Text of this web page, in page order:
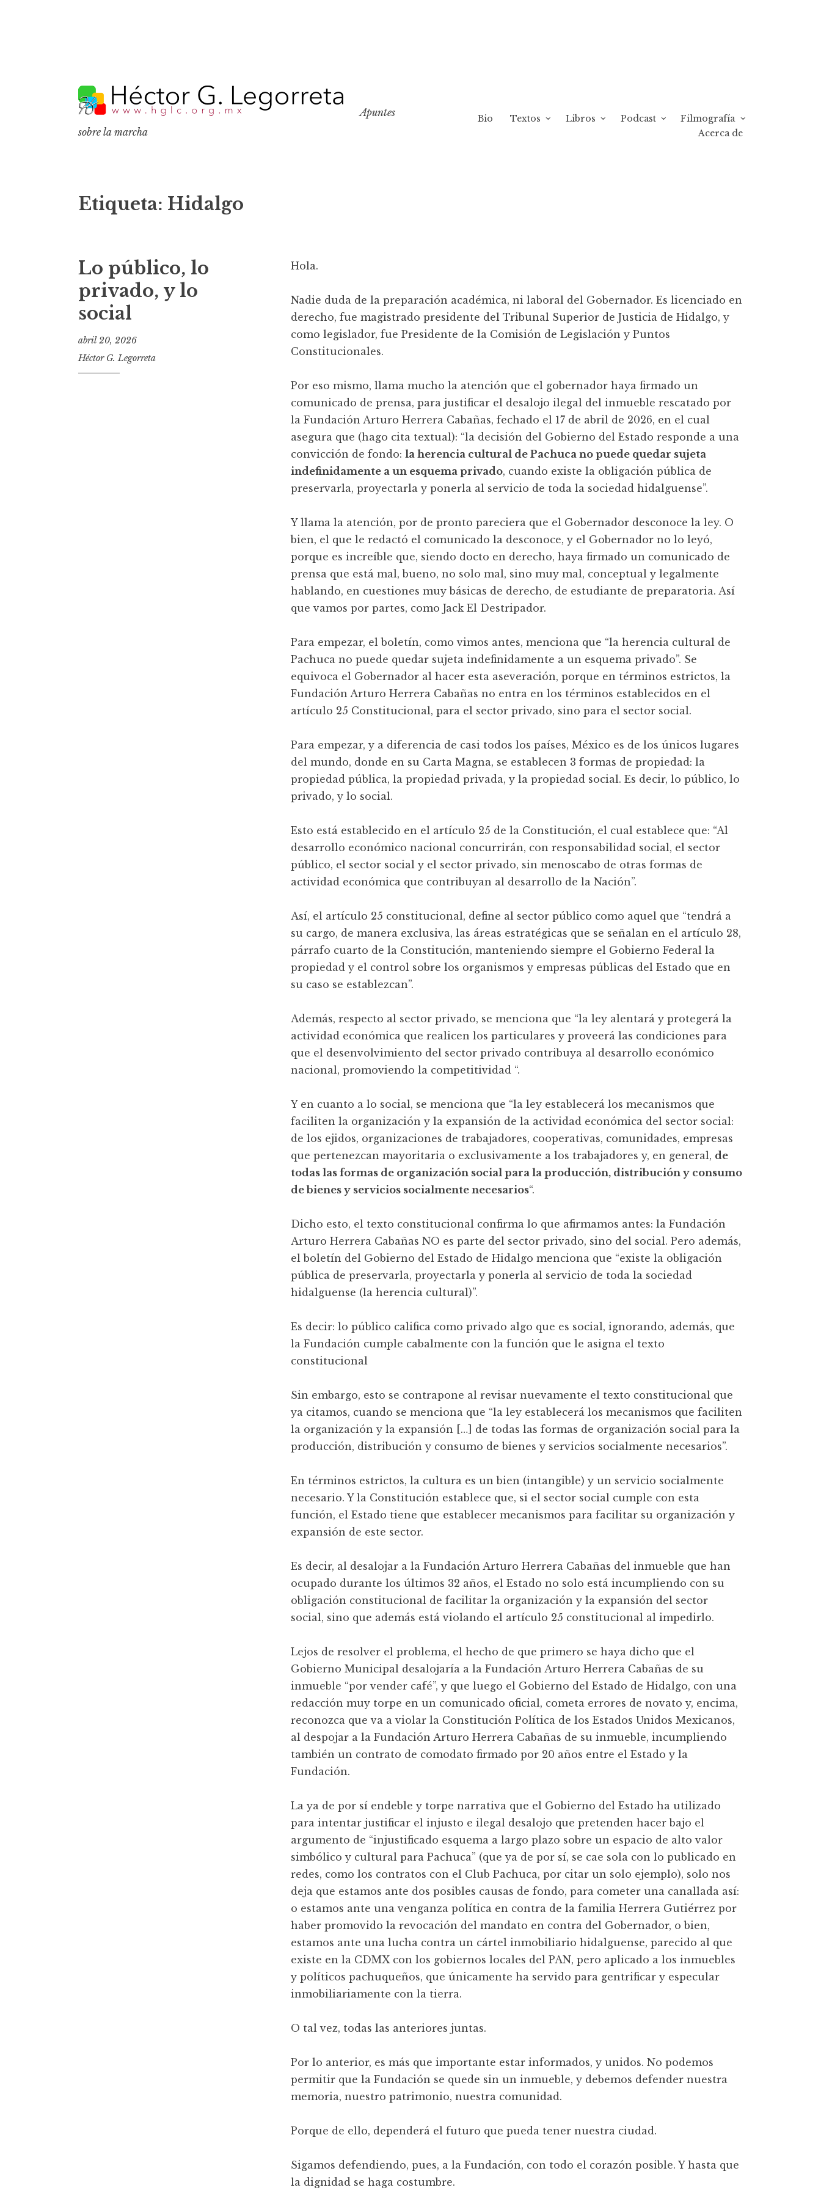
k
i
p
o
n
n
Apuntes
sobre la marcha
Bio Textos Libros Podcast
Filmografía
Acerca de
Etiqueta: Hidalgo
Lo público, lo
privado, y lo
social
abril 20, 2026
Héctor G. Legorreta
Hola.
Nadie duda de la preparación académica, ni laboral del Gobernador. Es licenciado en
derecho, fue magistrado presidente del Tribunal Superior de Justicia de Hidalgo, y
como legislador, fue Presidente de la Comisión de Legislación y Puntos
Constitucionales.
Por eso mismo, llama mucho la atención que el gobernador haya firmado un
comunicado de prensa, para justificar el desalojo ilegal del inmueble rescatado por
la Fundación Arturo Herrera Cabañas, fechado el 17 de abril de 2026, en el cual
asegura que (hago cita textual): “la decisión del Gobierno del Estado responde a una
convicción de fondo:la herencia cultural de Pachuca no puede quedar sujeta
indefinidamente a un esquema privado, cuando existe la obligación pública de
preservarla, proyectarla y ponerla al servicio de toda la sociedad hidalguense”.
Y llama la atención, por de pronto pareciera que el Gobernador desconoce la ley. O
bien, el que le redactó el comunicado la desconoce, y el Gobernador no lo leyó,
porque es increíble que, siendo docto en derecho, haya firmado un comunicado de
prensa que está mal, bueno, no solo mal, sino muy mal, conceptual y legalmente
hablando, en cuestiones muy básicas de derecho, de estudiante de preparatoria. Así
que vamos por partes, como Jack El Destripador.
Para empezar, el boletín, como vimos antes, menciona que “la herencia cultural de
Pachuca no puede quedar sujeta indefinidamente a un esquema privado”. Se
equivoca el Gobernador al hacer esta aseveración, porque en términos estrictos, la
Fundación Arturo Herrera Cabañas no entra en los términos establecidos en el
artículo 25 Constitucional, para el sector privado, sino para el sector social.
Para empezar, y a diferencia de casi todos los países, México es de los únicos lugares
del mundo, donde en su Carta Magna, se establecen 3 formas de propiedad: la
propiedad pública, la propiedad privada, y la propiedad social. Es decir, lo público, lo
privado, y lo social.
Esto está establecido en el artículo 25 de la Constitución, el cual establece que: “Al
desarrollo económico nacional concurrirán, con responsabilidad social, el sector
público, el sector social y el sector privado, sin menoscabo de otras formas de
actividad económica que contribuyan al desarrollo de la Nación”.
Así, el artículo 25 constitucional, define al sector público como aquel que “tendrá a
su cargo, de manera exclusiva, las áreas estratégicas que se señalan en el artículo 28,
párrafo cuarto de la Constitución, manteniendo siempre el Gobierno Federal la
propiedad y el control sobre los organismos y empresas públicas del Estado que en
su caso se establezcan”.
Además, respecto al sector privado, se menciona que “la ley alentará y protegerá la
actividad económica que realicen los particulares y proveerá las condiciones para
que el desenvolvimiento del sector privado contribuya al desarrollo económico
nacional, promoviendo la competitividad “.
Y en cuanto a lo social, se menciona que “la ley establecerá los mecanismos que
faciliten la organización y la expansión de la actividad económica del sector social:
de los ejidos, organizaciones de trabajadores, cooperativas, comunidades, empresas
que pertenezcan mayoritaria o exclusivamente a los trabajadores y, en general, de
todas las formas de organización social para la producción, distribución y consumo
de bienes y servicios socialmente necesarios“.
Dicho esto, el texto constitucional confirma lo que afirmamos antes: la Fundación
Arturo Herrera Cabañas NO es parte del sector privado, sino del social. Pero además,
el boletín del Gobierno del Estado de Hidalgo menciona que “existe la obligación
pública de preservarla, proyectarla y ponerla al servicio de toda la sociedad
hidalguense (la herencia cultural)”.
Es decir: lo público califica como privado algo que es social, ignorando, además, que
la Fundación cumple cabalmente con la función que le asigna el texto
constitucional
Sin embargo, esto se contrapone al revisar nuevamente el texto constitucional que
ya citamos, cuando se menciona que “la ley establecerá los mecanismos que faciliten
la organización y la expansión […] de todas las formas de organización social para la
producción, distribución y consumo de bienes y servicios socialmente necesarios”.
En términos estrictos, la cultura es un bien (intangible) y un servicio socialmente
necesario. Y la Constitución establece que, si el sector social cumple con esta
función, el Estado tiene que establecer mecanismos para facilitar su organización y
expansión de este sector.
Es decir, al desalojar a la Fundación Arturo Herrera Cabañas del inmueble que han
ocupado durante los últimos 32 años, el Estado no solo está incumpliendo con su
obligación constitucional de facilitar la organización y la expansión del sector
social, sino que además está violando el artículo 25 constitucional al impedirlo.
Lejos de resolver el problema, el hecho de que primero se haya dicho que el
Gobierno Municipal desalojaría a la Fundación Arturo Herrera Cabañas de su
inmueble “por vender café”, y que luego el Gobierno del Estado de Hidalgo, con una
redacción muy torpe en un comunicado oficial, cometa errores de novato y, encima,
reconozca que va a violar la Constitución Política de los Estados Unidos Mexicanos,
al despojar a la Fundación Arturo Herrera Cabañas de su inmueble, incumpliendo
también un contrato de comodato firmado por 20 años entre el Estado y la
Fundación.
La ya de por sí endeble y torpe narrativa que el Gobierno del Estado ha utilizado
para intentar justificar el injusto e ilegal desalojo que pretenden hacer bajo el
argumento de “injustificado esquema a largo plazo sobre un espacio de alto valor
simbólico y cultural para Pachuca” (que ya de por sí, se cae sola con lo publicado en
redes, como los contratos con el Club Pachuca, por citar un solo ejemplo), solo nos
deja que estamos ante dos posibles causas de fondo, para cometer una canallada así:
o estamos ante una venganza política en contra de la familia Herrera Gutiérrez por
haber promovido la revocación del mandato en contra del Gobernador, o bien,
estamos ante una lucha contra un cártel inmobiliario hidalguense, parecido al que
existe en la CDMX con los gobiernos locales del PAN, pero aplicado a los inmuebles
y políticos pachuqueños, que únicamente ha servido para gentrificar y especular
inmobiliariamente con la tierra.
O tal vez, todas las anteriores juntas.
Por lo anterior, es más que importante estar informados, y unidos. No podemos
permitir que la Fundación se quede sin un inmueble, y debemos defender nuestra
memoria, nuestro patrimonio, nuestra comunidad.
Porque de ello, dependerá el futuro que pueda tener nuestra ciudad.
Sigamos defendiendo, pues, a la Fundación, con todo el corazón posible. Y hasta que
la dignidad se haga costumbre.